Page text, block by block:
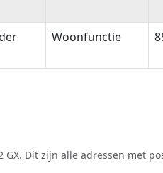
Woonfunctie
Dit zijn alle adressen met